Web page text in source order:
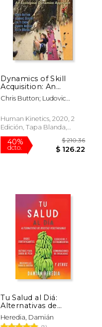
Dynamics of Skill
Acquisition: An
Ecological Dynamics
Approach (en Inglés)
Chris Button; Ludovic
Duarte Araujo; Keith
Davids
Human Kinetics, 2020, 2
Edición, Tapa Blanda,
Nuevo
40%
dcto.
Tu Salud al Diá:
Alternativas de
Recetas Vegetarianas
y Otros (0)
Heredia, Damián